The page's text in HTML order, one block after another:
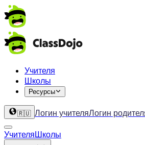
Учителя
Школы
Ресурсы
🇷🇺 Логин учителяЛогин
УчителяШколы